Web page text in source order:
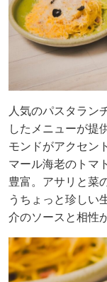
人気のパスタラン
したメニューが提
モンドがアクセン
マール海老のトマ
豊富。アサリと菜
うちょっと珍しい
介のソースと相性